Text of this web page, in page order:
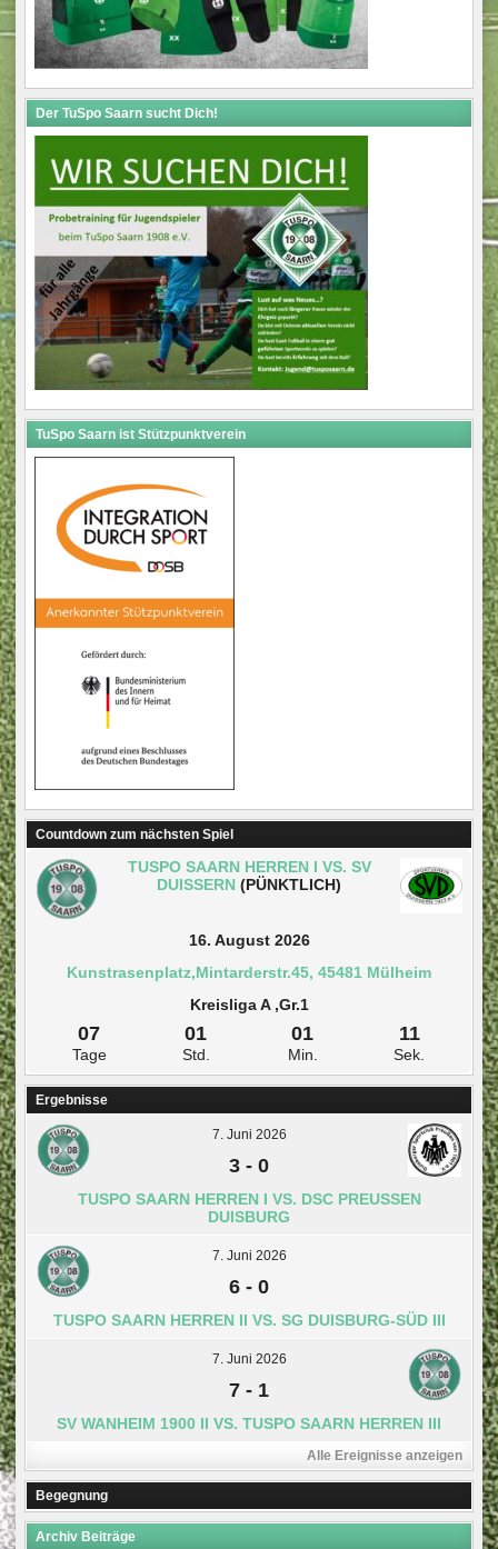
Der TuSpo Saarn sucht Dich!
TuSpo Saarn ist Stützpunktverein
Countdown zum nächsten Spiel
TUSPO SAARN HERREN I VS. SV
DUISSERN (PÜNKTLICH)
16. August 2026
Kunstrasenplatz,Mintarderstr.45, 45481 Mülheim
Kreisliga A ,Gr.1
07
Tage
01
Std.
01
Min.
10
Sek.
Ergebnisse
7. Juni 2026
3 - 0
TUSPO SAARN HERREN I VS. DSC PREUSSEN D
UISBURG
7. Juni 2026
6 - 0
TUSPO SAARN HERREN II VS. SG DUISBURG-SÜD III
7. Juni 2026
7 - 1
SV WANHEIM 1900 II VS. TUSPO SAARN HERREN III
Alle Ereignisse anzeigen
Begegnung
Archiv Beiträge